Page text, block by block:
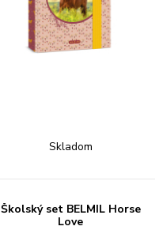
Skladom
Školský set BELMIL Horse
Love